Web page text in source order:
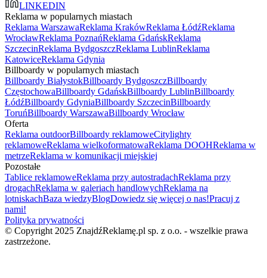
LINKEDIN
Reklama w popularnych miastach
Reklama WarszawaReklama KrakówReklama ŁódźReklama
WrocławReklama PoznańReklama GdańskReklama
SzczecinReklama BydgoszczReklama LublinReklama
KatowiceReklama Gdynia
Billboardy w popularnych miastach
Billboardy BiałystokBillboardy BydgoszczBillboardy
CzęstochowaBillboardy GdańskBillboardy LublinBillboardy
ŁódźBillboardy GdyniaBillboardy SzczecinBillboardy
ToruńBillboardy WarszawaBillboardy Wrocław
Oferta
Reklama outdoorBillboardy reklamoweCitylighty
reklamoweReklama wielkoformatowaReklama DOOHReklama w
metrzeReklama w komunikacji miejskiej
Pozostałe
Tablice reklamoweReklama przy autostradachReklama przy
drogachReklama w galeriach handlowychReklama na
lotniskachBaza wiedzyBlogDowiedz się więcej o nas!Pracuj z
nami!
Polityka prywatności
© Copyright 2025 ZnajdźReklamę.pl sp. z o.o. - wszelkie prawa
zastrzeżone.